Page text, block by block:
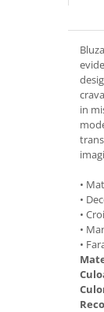
in
•
•
•
•
•